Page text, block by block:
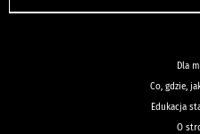
Dla
Co, gdzie,
Edukacja
O